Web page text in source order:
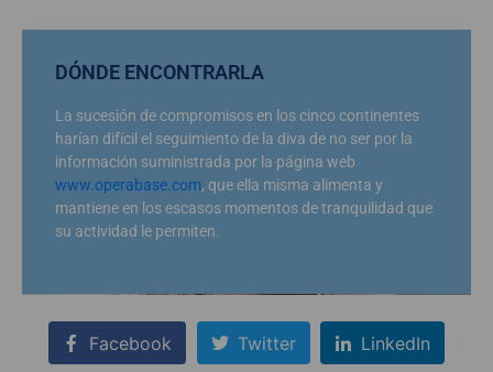
DÓNDE ENCONTRARLA
La sucesión de compromisos en los cinco continentes
harían difícil el seguimiento de la diva de no ser por la
información suministrada por la página web
www.operabase.com, que ella misma alimenta y
mantiene en los escasos momentos de tranquilidad que
su actividad le permiten.
Facebook Twitter LinkedIn